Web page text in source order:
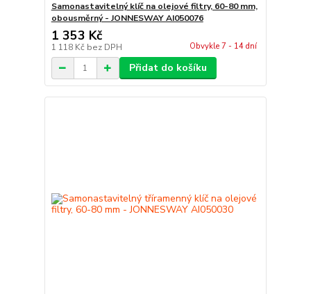
Samonastavitelný klíč na olejové filtry, 60-80 mm,
obousměrný - JONNESWAY AI050076
1 353 Kč
1 118 Kč bez DPH Obvykle 7 - 14 dní
Přidat do košíku